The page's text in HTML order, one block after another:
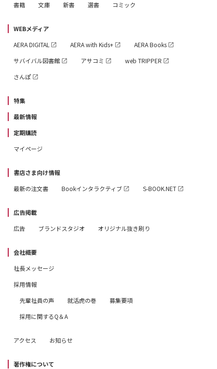
書籍
文庫 新書 選書 コミック
WEBメディア
AERA DIGITAL
AERA with Kids+
AERA Books
サバイバル図書館
アサコミ
web TRIPPER
さんぽ
特集
最新情報
定期購読
マイページ
書店さま向け情報
最新の注文書
Bookインタラクティブ S-BOOK.NET
広告掲載
広告
ブランドスタジオ オリジナル抜き刷り
会社概要
社長メッセージ
採用情報
先輩社員の声
就活虎の巻
募集要項
採用に関するQ＆A
アクセス お知らせ
著作権について